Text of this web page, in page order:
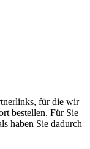
für die wir
bestellen. Für Sie
haben Sie dadurch